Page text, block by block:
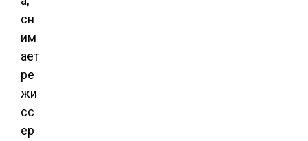
сн
им
ает
ре
жи
сс
ер